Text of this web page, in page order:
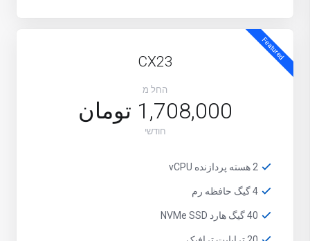
Featured
CX23
החל מ
1,708,000 تومان
חודשי
2 هسته پردازنده vCPU
4 گیگ حافظه رم
40 گیگ هارد NVMe SSD